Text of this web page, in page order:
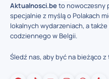
Aktualnosci.beto nowoczesny
specjalnie z myślą o Polakach
lokalnych wydarzeniach, a
codziennego w Belgii.
Śledź nas, aby być na bieżąco z